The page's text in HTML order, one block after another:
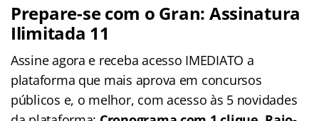
Prepare-se com o Gran: Assinatura
Ilimitada 11
Assine agora e receba acesso IMEDIATO a
plataforma que mais aprova em concursos
públicos e, o melhor, com acesso às 5 novidades